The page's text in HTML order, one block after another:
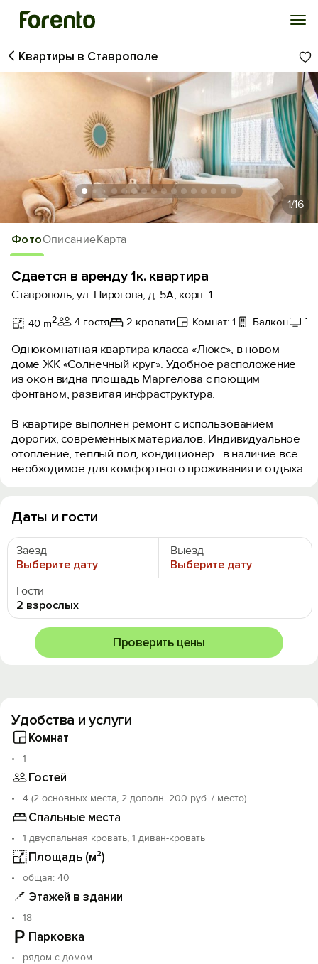
Войти
История просмотра
Добавить свой объект
ФотоОписаниеКарта
Квартиры в Ставрополе
1/16
Сдается в аренду 1к. квартира
Ставрополь, ул. Пирогова, д. 5А, корп. 1
40 m2 4 гостя 2 кровати Комнат: 1 Балкон
Однокомнатная квартира класса «Люкс», в новом
доме ЖК «Солнечный круг». Удобное расположение
из окон видна площадь Маргелова с поющим
фонтаном, развитая инфраструктура.
В квартире выполнен ремонт с использованием
дорогих, современных материалов. Индивидуальное
отопление, теплый пол, кондиционер. .в наличие всё
необходимое для комфортного проживания и отдыха.
Даты и гости
Заезд
Выберите дату
Выезд
Выберите дату
Гости
2 взрослых
Проверить цены
Удобства и услуги
Комнат
1
Гостей
4 (2 основных места, 2 дополн. 200 руб. / место)
Спальные места
1 двуспальная кровать, 1 диван-кровать
Площадь (м²)
oбщая: 40
Этажей в здании
18
Парковка
рядом с домом